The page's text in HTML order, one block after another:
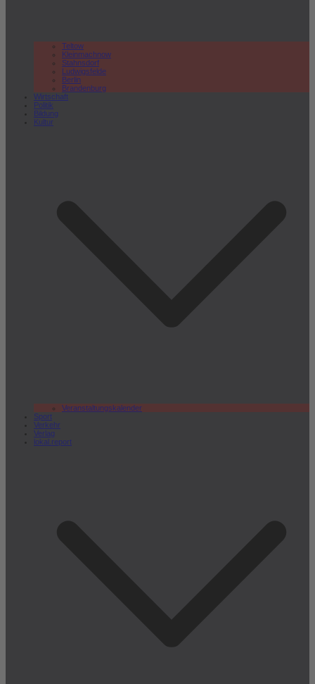
Teltow
Kleinmachnow
Stahnsdorf
Ludwigsfelde
Berlin
Brandenburg
Wirtschaft
Politik
Bildung
Kultur
Veranstaltungskalender
Sport
Verkehr
Verlag
lokal.report